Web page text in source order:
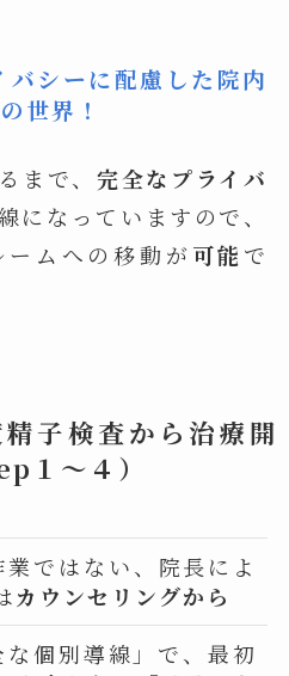
シーに配慮した院内
世界！
まで、 完全なプライバ
になっていますので、
ームへの移動が可能 で
子検査から治療開
１～４）
業ではない、院長によ
カウンセリングから
な個別導線」で、最初